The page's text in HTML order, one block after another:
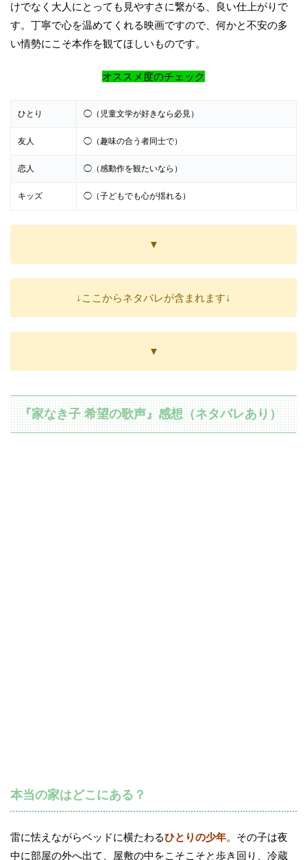
けでなく大人にとっても見やすさに繋がる、良い仕上がりで
す。丁寧で心を温めてくれる映画ですので、何かと不安の多
い情勢にこそ本作を観てほしいものです。
オススメ度のチェック
ひとり ◯（児童文学が好きなら必見）
友人 ◯（趣味の合う者同士で）
恋人 ◯（感動作を観たいなら）
キッズ ◯（子どもでも心が揺れる）
▼
↓ここからネタバレが含まれます↓
▼
『家なき子 希望の歌声』感想（ネタバレあり）
本当の家はどこにある？
雷に怯えながらベッドに横たわるひとりの少年。その子は夜
中に部屋の外へ出て、屋敷の中をこそこそと歩き回り、冷蔵